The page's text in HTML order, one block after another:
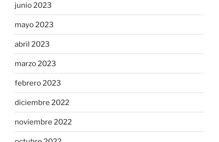
junio 2023
mayo 2023
abril 2023
marzo 2023
febrero 2023
diciembre 2022
noviembre 2022